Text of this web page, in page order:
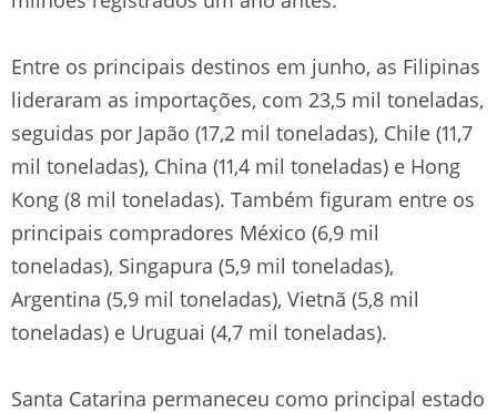
Entre os principais destinos em junho, as Filipinas
lideraram as importações, com 23,5 mil toneladas,
seguidas por Japão (17,2 mil toneladas), Chile (11,7
mil toneladas), China (11,4 mil toneladas) e Hong
Kong (8 mil toneladas). Também figuram entre os
principais compradores México (6,9 mil
toneladas), Singapura (5,9 mil toneladas),
Argentina (5,9 mil toneladas), Vietnã (5,8 mil
toneladas) e Uruguai (4,7 mil toneladas).
Santa Catarina permaneceu como principal estado